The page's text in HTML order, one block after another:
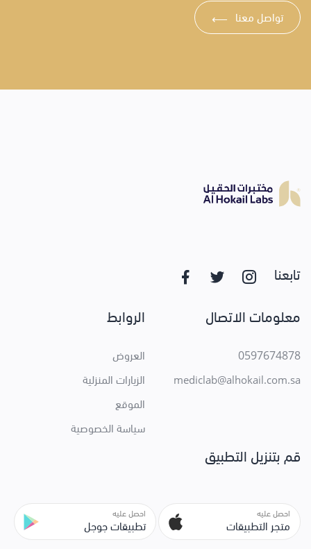
تواصل معنا ⟶
تابعنا
معلومات الاتصال
0597674878
mediclab@alhokail.com.sa
الروابط
العروض
الزيارات المنزلية
الموقع
سياسة الخصوصية
قم بتنزيل التطبيق
احصل عليه
متجر التطبيقات
احصل عليه
تطبيقات جوجل